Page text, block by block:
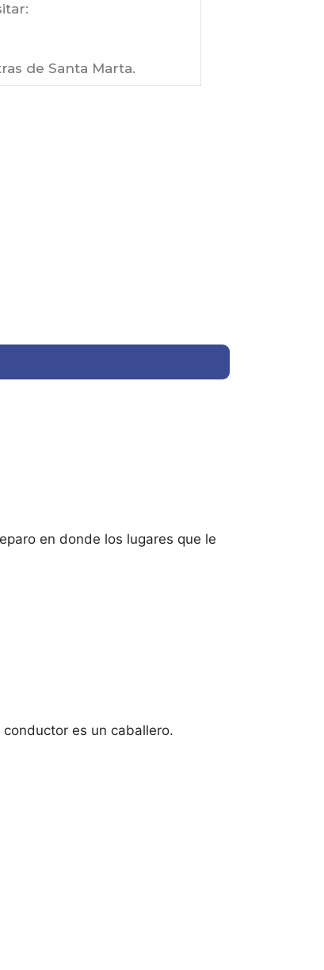
de Santa Marta.
en donde los lugares que le
es un caballero.